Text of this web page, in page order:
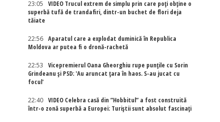
23:05
VIDEO Trucul extrem de simplu prin care poți obține o
superbă tufă de trandafiri, dintr-un buchet de flori deja
tăiate
22:56
Aparatul care a explodat duminică în Republica
Moldova ar putea fi o dronă-rachetă
22:53
Vicepremierul Oana Gheorghiu rupe punțile cu Sorin
Grindeanu și PSD: 'Au aruncat țara în haos. S-au jucat cu
focul'
22:40
VIDEO Celebra casă din ”Hobbitul” a fost construită
într-o zonă superbă a Europei: Turiștii sunt absolut fascinați